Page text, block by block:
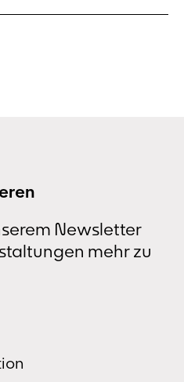
Newsletter
mehr zu